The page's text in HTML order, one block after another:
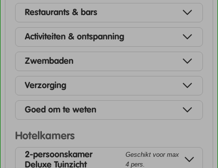
Restaurants & bars
Activiteiten & ontspanning
Zwembaden
Verzorging
Goed om te weten
Hotelkamers
2-persoonskamer
Deluxe Tuinzicht
Geschikt voor max
4 pers.